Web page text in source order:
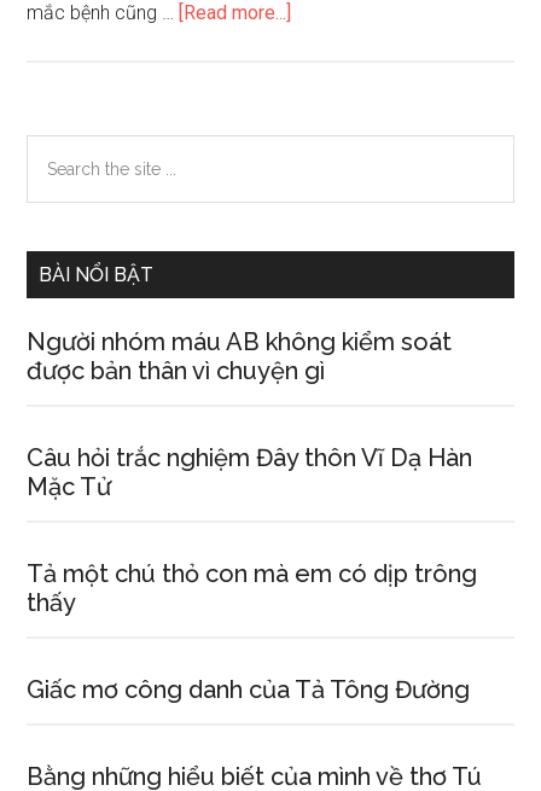
mắc bệnh cũng … [Read more...]
biết
già
đau
tật
Primary
Sidebar
the
BÀI NỔI BẬT
Người nhóm máu AB không kiểm soát
được bản thân vì chuyện gì
Câu hỏi trắc nghiệm Đây thôn Vĩ Dạ Hàn
Mặc Tử
Tả một chú thỏ con mà em có dịp trông
thấy
Giấc mơ công danh của Tả Tông Đường
Bằng những hiểu biết của mình về thơ Tú